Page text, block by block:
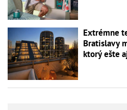
Extrémne
Bratislavy
ktorý ešte